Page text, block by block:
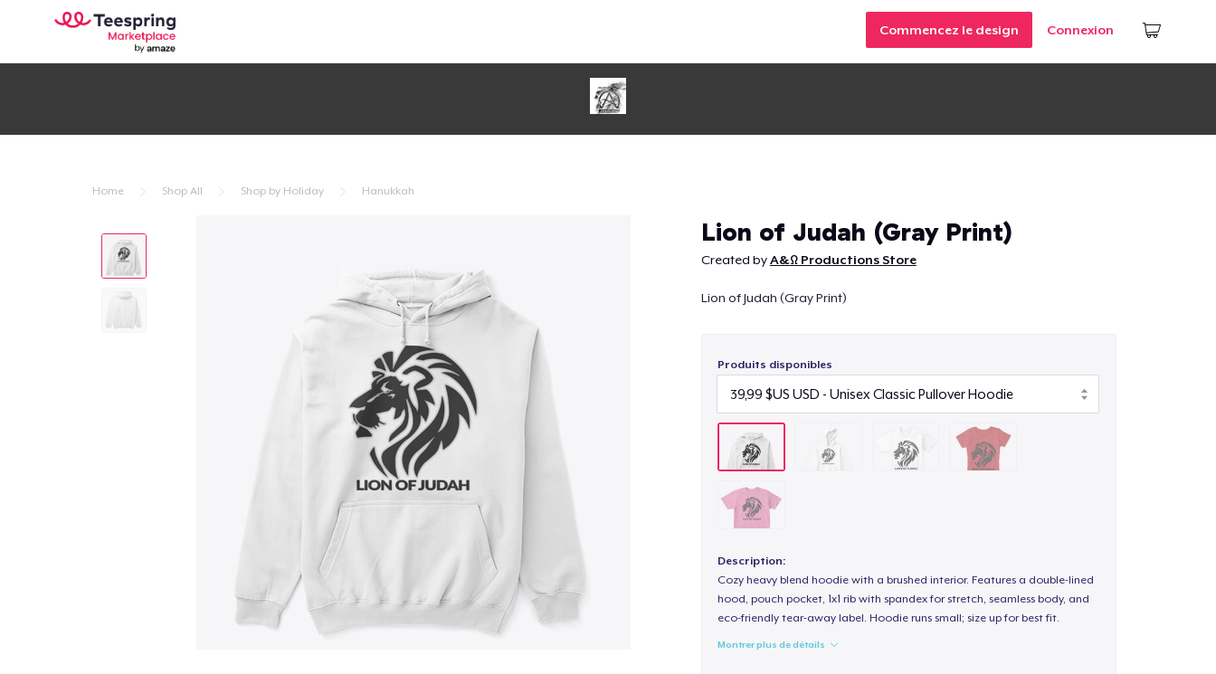
Commencez le design Connexion
Home Shop All Shop by Holiday Hanukkah
Lion of Judah (Gray Print)
Created byA&Ω Productions Store
Lion of Judah (Gray Print)
Produits disponibles
Description:
Cozy heavy blend hoodie with a brushed interior. Features a double-lined
hood, pouch pocket, 1x1 rib with spandex for stretch, seamless body, and
eco-friendly tear-away label. Hoodie runs small; size up for best fit.
Montrer plus de détails